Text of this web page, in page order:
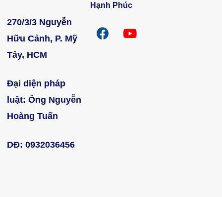
270/3/3 Nguyễn
Hữu Cảnh, P. Mỹ
Tây, HCM
Đại diện pháp
luật: Ông Nguyễn
Hoàng Tuấn
DĐ: 0932036456
Hạnh Phúc